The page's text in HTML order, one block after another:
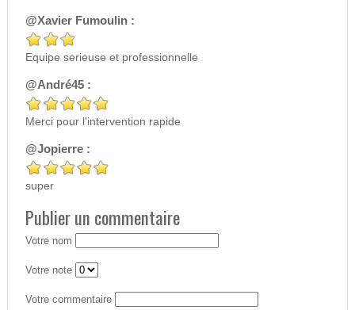
@Xavier Fumoulin :
Equipe serieuse et professionnelle
@André45 :
Merci pour l'intervention rapide
@Jopierre :
super
Publier un commentaire
Votre nom
Votre note
Votre commentaire